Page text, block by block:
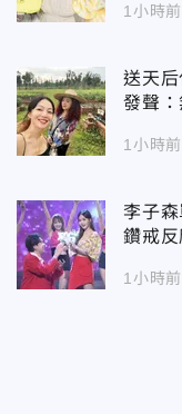
1小時前
送天
發聲
1小時前
李子
鑽戒
1小時前